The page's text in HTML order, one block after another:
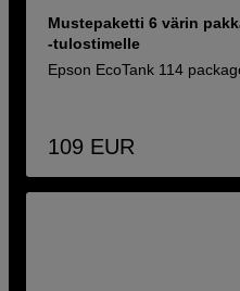
Mustepaketti 6 värin
-tulostimelle
Epson EcoTank 114
109 EUR